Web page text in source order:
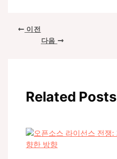
이전
다음
Related Posts